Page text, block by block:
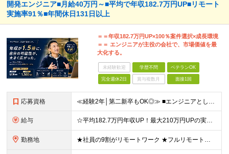
開発エンジニア■月給40万円～■平均で年収182.7万円UP■リモート
実施率91％■年間休⽇131⽇以上
＝＝年収182.7万円UP×100％案件選択×成長環境
＝＝ エンジニアが主役の会社で、市場価値を最
大化する。
未経験歓迎 学歴不問 ベテランOK
完全週休2日 賞与複数月 面接1回
応募資格 ≪経験2年│第二新卒もOK◎≫ ■エンジニアとして実務経験をお持ちの方（2年以上） ■学歴不問 ＼意欲重視の採用です／ 「経歴に自信がない」という方も、 "今後挑戦したいこと""スキルアップしたいこ
給与 ☆平均182.7万円年収UP！最大210万円UPの実績もあり ☆スキルにより月給100万円スタートも可能◎ 月給40万円～100万円＋決算賞与＋各種手当 ～給与イメージ～ ■経験2年以上…月給40
勤務地 ★社員の9割がリモートワーク ★フルリモート案件もあり ★地方からの応募も歓迎！／転居を伴う転勤なし 東京23区を中心としたプロジェクト先での勤務です。 ～～～～～～～～～～～ 【東京⇒地方へUタ